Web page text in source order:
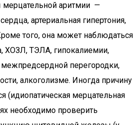
аритмии —
артериальная гипертония,
того, она может наблюдаться
ХОЗЛ, ТЭЛА, гипокалиемии,
межпредсердной перегородки,
алкоголизме. Иногда причину
(идиопатическая мерцательная
необходимо проверить